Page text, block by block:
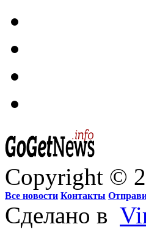
Copyright ©
Все новости Контакты
Сделано в